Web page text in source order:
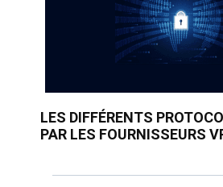
LES DIFFÉRENTS
PAR LES FOURNISSEURS